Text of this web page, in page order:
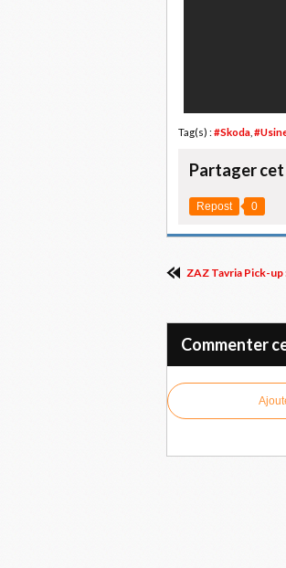
Tag(s) : #Skoda
Partager
Repost 0
ZAZ Tavria Pick-
Commenter